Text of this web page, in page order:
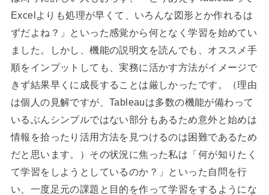
Excelよりも処理が早くて、いろんな図形とか作れるは
ずだよね？」といった感覚から何となく学習を始めてい
ました。しかし、機能の説明文を読んでも、オススメ手
順をインプットしても、実務に活かす方法がイメージで
きず結果早くに成長することは厳しかったです。（理由
は個人の見解ですが、Tableauは多数の機能が備わって
いるぶんシンプルではない部分もあるため意外と始めは
情報を拾ったり活用方法を見つけるのは困難であるため
だと思います。）その状況に焦った私は「何が知りたく
て学習をしようとしているのか？」といった自問を行
い、一度足元の課題と目的を作って学習をするようにな